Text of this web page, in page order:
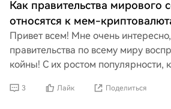
Как правительства мирового
относятся к мем-
Привет всем! Мне очень
правительства по всему миру
койны! С их ростом популярности,
потенциальную уг
3 Лайк Поделиться